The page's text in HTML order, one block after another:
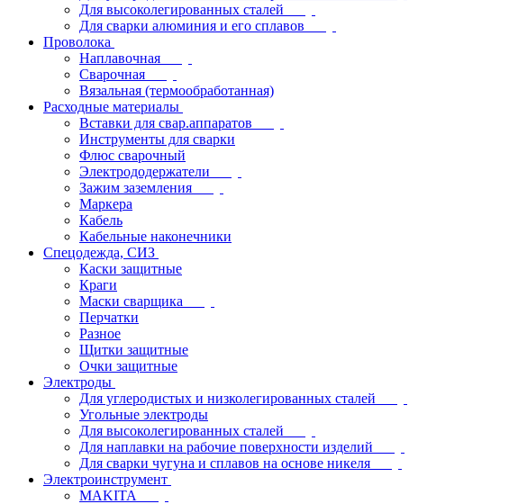
Для высоколегированных сталей
Для сварки алюминия и его сплавов
Проволока
Наплавочная
Сварочная
Вязальная (термообработанная)
Расходные материалы
Вставки для свар.аппаратов
Инструменты для сварки
Флюс сварочный
Электрододержатели
Зажим заземления
Маркера
Кабель
Кабельные наконечники
Спецодежда, СИЗ
Каски защитные
Краги
Маски сварщика
Перчатки
Разное
Щитки защитные
Очки защитные
Электроды
Для углеродистых и низколегированных сталей
Угольные электроды
Для высоколегированных сталей
Для наплавки на рабочие поверхности изделий
Для сварки чугуна и сплавов на основе никеля
Электроинструмент
МAKITA